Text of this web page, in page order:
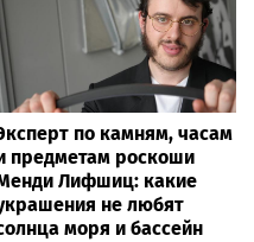
по камням, часам
предметам роскоши
Лифшиц: какие
не любят
моря и бассейн